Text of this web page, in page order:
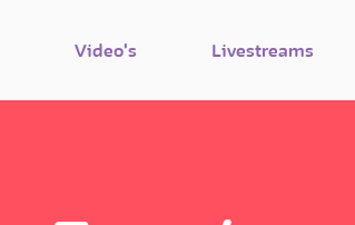
Video's Livestreams